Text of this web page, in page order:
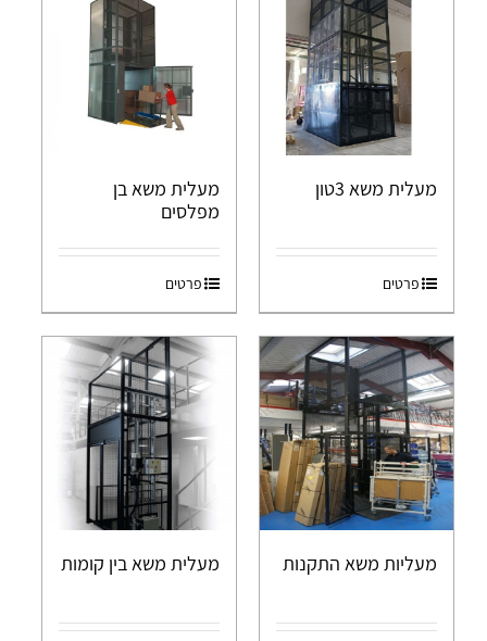
מעלית משא 3טון
פרטים
מעלית משא בן
מפלסים
פרטים
מעליות משא התקנות מעלית משא בין קומות